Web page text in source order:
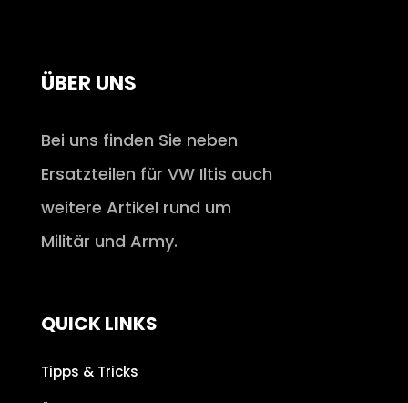
ÜBER UNS
Bei uns finden Sie neben
Ersatzteilen für VW Iltis auch
weitere Artikel rund um
Militär und Army.
QUICK LINKS
Tipps & Tricks